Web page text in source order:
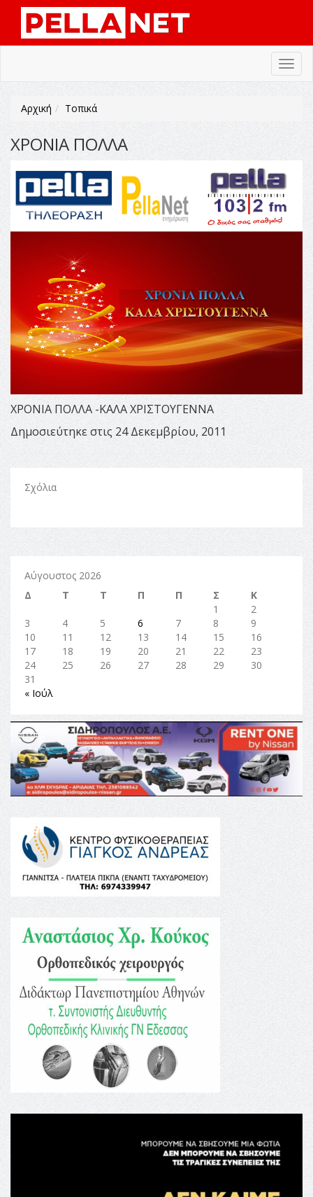
Αρχική Τοπικά
ΧΡΟΝΙΑ ΠΟΛΛΑ
ΧΡΟΝΙΑ ΠΟΛΛΑ -ΚΑΛΑ ΧΡΙΣΤΟΥΓΕΝΝΑ
Δημοσιεύτηκε στις 24 Δεκεμβρίου, 2011
Σχόλια
Αύγουστος 2026
Δ
Τ Τ Π Π Σ
Κ
1
2
3
4 5 6 7 8
9
10
11 12 13 14 15
16
17
18 19 20 21 22
23
24
25 26 27 28 29
30
31
« Ιούλ